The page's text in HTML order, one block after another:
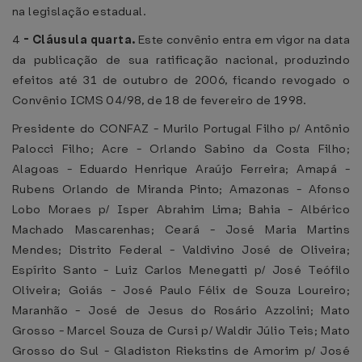
na legislação estadual.
4 - Cláusula quarta. Este convênio entra em vigor na data
da publicação de sua ratificação nacional, produzindo
efeitos até 31 de outubro de 2006, ficando revogado o
Convênio ICMS 04/98, de 18 de fevereiro de 1998.
Presidente do CONFAZ - Murilo Portugal Filho p/ Antônio
Palocci Filho; Acre - Orlando Sabino da Costa Filho;
Alagoas - Eduardo Henrique Araújo Ferreira; Amapá -
Rubens Orlando de Miranda Pinto; Amazonas - Afonso
Lobo Moraes p/ Isper Abrahim Lima; Bahia - Albérico
Machado Mascarenhas; Ceará - José Maria Martins
Mendes; Distrito Federal - Valdivino José de Oliveira;
Espírito Santo - Luiz Carlos Menegatti p/ José Teófilo
Oliveira; Goiás - José Paulo Félix de Souza Loureiro;
Maranhão - José de Jesus do Rosário Azzolini; Mato
Grosso - Marcel Souza de Cursi p/ Waldir Júlio Teis; Mato
Grosso do Sul - Gladiston Riekstins de Amorim p/ José